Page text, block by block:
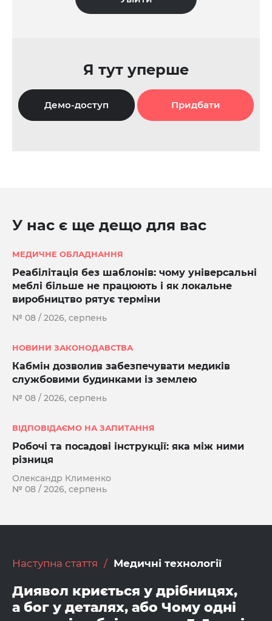
Я тут уперше
Демо-доступ Придбати
У нас є ще дещо для вас
МЕДИЧНЕ ОБЛАДНАННЯ
Реабілітація без шаблонів: чому універсальні
меблі більше не працюють і як локальне
виробництво рятує терміни
№ 08 / 2026, серпень
НОВИНИ ЗАКОНОДАВСТВА
Кабмін дозволив забезпечувати медиків
службовими будинками із землею
№ 08 / 2026, серпень
ВІДПОВІДАЄМО НА ЗАПИТАННЯ
Робочі та посадові інструкції: яка між ними
різниця
Олександр Клименко
№ 08 / 2026, серпень
Наступна стаття Медичні технології
Диявол криється у дрібницях,
а бог у деталях, або Чому одні